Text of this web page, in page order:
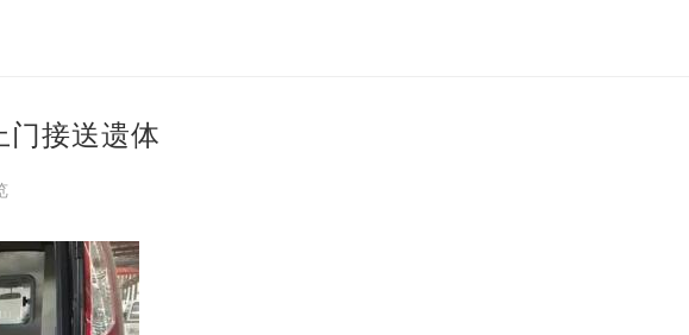
接送遗体